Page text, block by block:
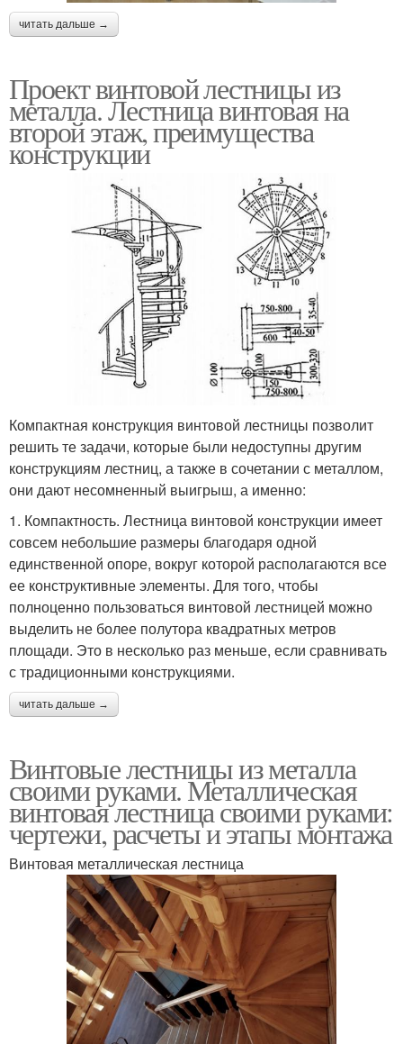
читать дальше →
Проект винтовой лестницы из
металла. Лестница винтовая на
второй этаж, преимущества
конструкции
Компактная конструкция винтовой лестницы позволит
решить те задачи, которые были недоступны другим
конструкциям лестниц, а также в сочетании с металлом,
они дают несомненный выигрыш, а именно:
1. Компактность. Лестница винтовой конструкции имеет
совсем небольшие размеры благодаря одной
единственной опоре, вокруг которой располагаются все
ее конструктивные элементы. Для того, чтобы
полноценно пользоваться винтовой лестницей можно
выделить не более полутора квадратных метров
площади. Это в несколько раз меньше, если сравнивать
с традиционными конструкциями.
читать дальше →
Винтовые лестницы из металла
своими руками. Металлическая
винтовая лестница своими руками:
чертежи, расчеты и этапы монтажа
Винтовая металлическая лестница